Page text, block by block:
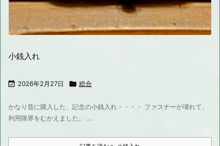
小銭入れ
 2026年2月27日  総合
かなり昔に購入した、記念の小銭入れ・・・・ ファスナーが壊れて、
利用限界をむかえました。 ...